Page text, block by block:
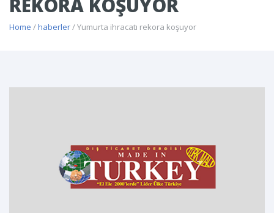
REKORA KOŞUYOR
Home /haberler/ Yumurta ihracatı rekora koşuyor